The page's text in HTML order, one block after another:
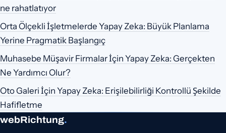
ne rahatlatıyor
Orta Ölçekli İşletmelerde Yapay Zeka: Büyük Planlama
Yerine Pragmatik Başlangıç
Muhasebe Müşavir Firmalar İçin Yapay Zeka: Gerçekten
Ne Yardımcı Olur?
Oto Galeri İçin Yapay Zeka: Erişilebilirliği Kontrollü Şekilde
Hafifletme
webRichtung.